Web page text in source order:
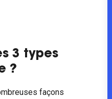
3 types
?
façons